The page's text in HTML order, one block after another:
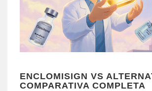
ENCLOMISIGN VS
COMPARATIVA COMPLETA